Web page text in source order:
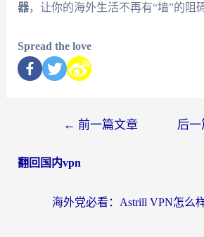
器，让你的海外生活不再有“墙”的阻碍
Spread the love
← 前一篇文章 后
翻回国内vpn